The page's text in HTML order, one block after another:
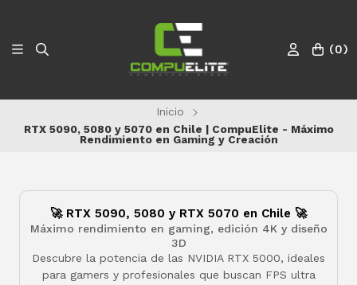
(0)
Inicio
RTX 5090, 5080 y 5070 en Chile | CompuElite - Máximo
Rendimiento en Gaming y Creación
🚀 RTX 5090, 5080 y RTX 5070 en Chile 🚀
Máximo rendimiento en gaming, edición 4K y diseño
3D
Descubre la potencia de las NVIDIA RTX 5000, ideales
para gamers y profesionales que buscan FPS ultra